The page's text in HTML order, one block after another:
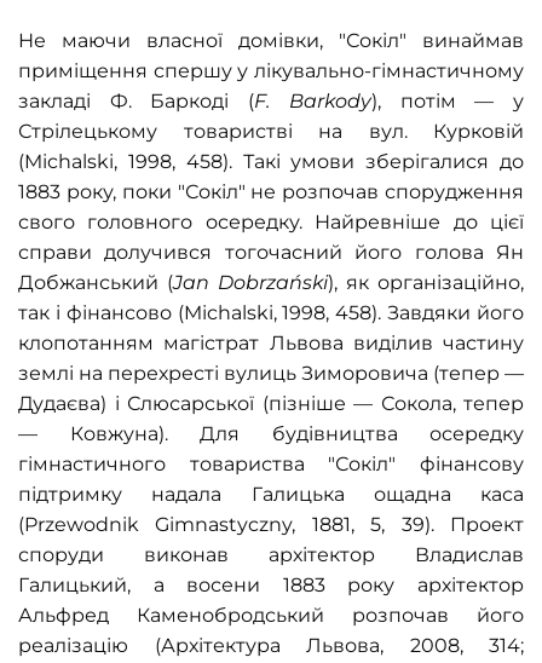
Не маючи власної домівки, "Сокіл" винаймав
приміщення спершу у лікувально-гімнастичному
закладі Ф. Баркоді (F. Barkody), потім — у
Стрілецькому товаристві на вул. Курковій
(Michalski, 1998, 458). Такі умови зберігалися до
1883 року, поки "Сокіл" не розпочав спорудження
свого головного осередку. Найревніше до цієї
справи долучився тогочасний його голова Ян
Добжанський (Jan Dobrzański), як організаційно,
так і фінансово (Michalski, 1998,458). Завдяки його
клопотанням магістрат Львова виділив частину
землі на перехресті вулиць Зиморовича (тепер —
Дудаєва) і Слюсарської (пізніше — Сокола, тепер
— Ковжуна). Для будівництва осередку
гімнастичного товариства "Сокіл" фінансову
підтримку надала Галицька ощадна каса
(Przewodnik Gimnastyczny, 1881,5, 39). Проект
споруди виконав архітектор Владислав
Галицький, а восени 1883 року архітектор
Альфред Каменобродський розпочав його
реалізацію (Архітектура Львова, 2008, 314;